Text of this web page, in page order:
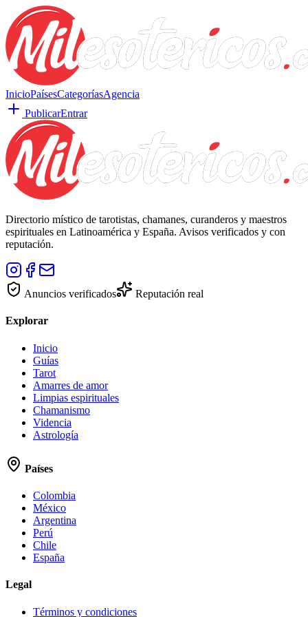
InicioPaísesCategoríasAgencia
PublicarEntrar
Directorio místico de tarotistas, chamanes, curanderos y maestros
espirituales en Latinoamérica y España. Avisos verificados y con
reputación.
Anuncios verificados Reputación real
Explorar
Inicio
Guías
Tarot
Amarres de amor
Limpias espirituales
Chamanismo
Videncia
Astrología
Países
Colombia
México
Argentina
Perú
Chile
España
Legal
Términos y condiciones